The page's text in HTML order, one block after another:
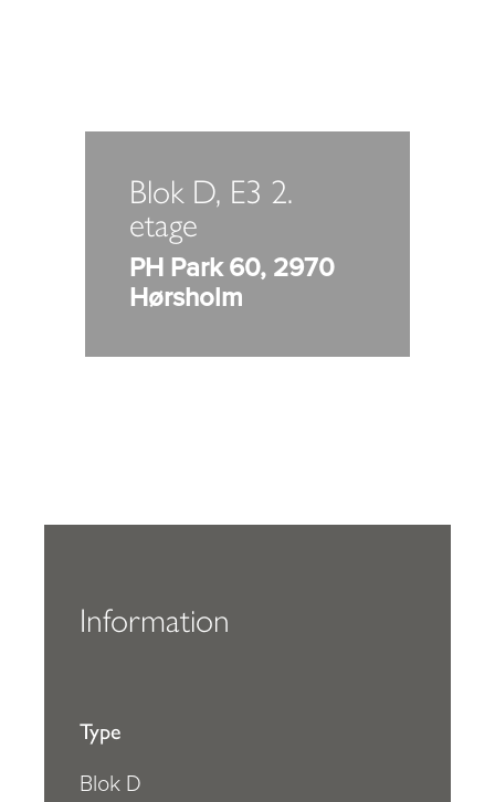
Blok D, E3 2.
etage
PH Park 60, 2970
Hørsholm
Information
Type
Blok D